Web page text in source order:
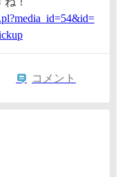
edia_id=54&id=
p
コメント